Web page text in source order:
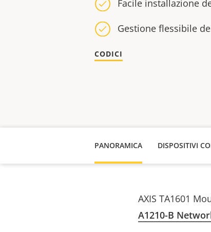
Facile installazione
Gestione flessibile
CODICI
PANORAMICA DISPOSITIVI
AXIS TA1601
A1210-B